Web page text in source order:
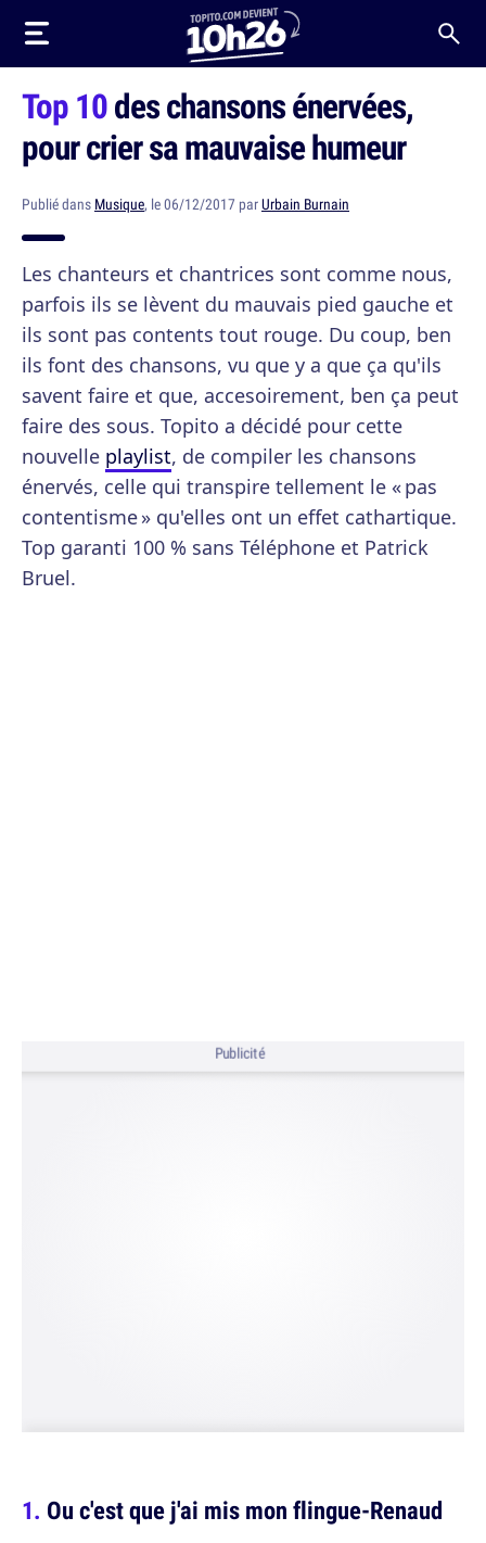
Top 10des chansons énervées,
pour crier sa mauvaise humeur
Publié dans Musique, le 06/12/2017 parUrbain Burnain
Les chanteurs et chantrices sont comme nous,
parfois ils se lèvent du mauvais pied gauche et
ils sont pas contents tout rouge. Du coup, ben
ils font des chansons, vu que y a que ça qu'ils
savent faire et que, accesoirement, ben ça peut
faire des sous. Topito a décidé pour cette
nouvelle playlist, de compiler les chansons
énervés, celle qui transpire tellement le « pas
contentisme » qu'elles ont un effet cathartique.
Top garanti 100 % sans Téléphone et Patrick
Bruel.
Publicité
Ou c'est que j'ai mis mon flingue-Renaud